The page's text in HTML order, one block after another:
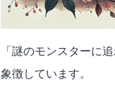
「謎のモンスターに
象徴しています。